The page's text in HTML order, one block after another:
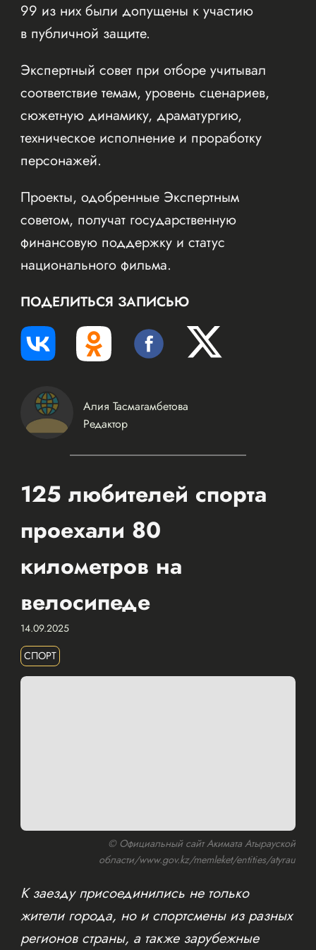
99 из них были допущены к участию
в публичной защите.
Экспертный совет при отборе учитывал
соответствие темам, уровень сценариев,
сюжетную динамику, драматургию,
техническое исполнение и проработку
персонажей.
Проекты, одобренные Экспертным
советом, получат государственную
финансовую поддержку и статус
национального фильма.
ПОДЕЛИТЬСЯ ЗАПИСЬЮ
Алия Тасмагамбетова
Редактор
125 любителей спорта
проехали 80
километров на
велосипеде
14.09.2025
СПОРТ
© Официальный сайт Акимата Атырауской
области/www.gov.kz/memleket/entities/atyrau
К заезду присоединились не только
жители города, но и спортсмены из разных
регионов страны, а также зарубежные